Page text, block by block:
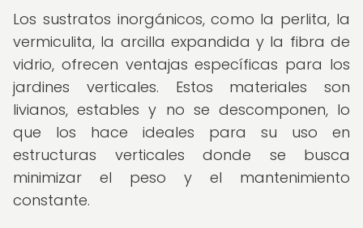
Los sustratos inorgánicos, como la perlita, la
vermiculita, la arcilla expandida y la fibra de
vidrio, ofrecen ventajas específicas para los
jardines verticales. Estos materiales son
livianos, estables y no se descomponen, lo
que los hace ideales para su uso en
estructuras verticales donde se busca
minimizar el peso y el mantenimiento
constante.